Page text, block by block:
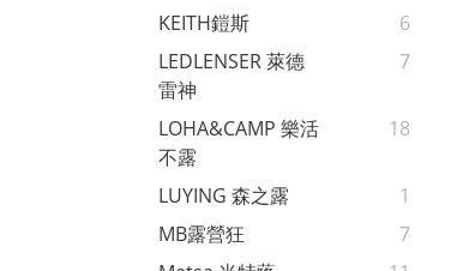
KEITH鎧斯
6
LEDLENSER 萊德
雷神
7
LOHA&CAMP 樂活
不露
18
LUYING 森之露
1
MB露營狂
7